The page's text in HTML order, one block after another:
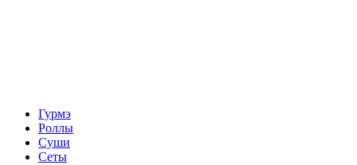
Гурмэ
Роллы
Суши
Сеты